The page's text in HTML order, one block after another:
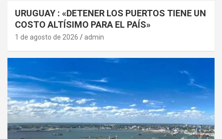
URUGUAY : «DETENER LOS PUERTOS TIENE UN
COSTO ALTÍSIMO PARA EL PAÍS»
1 de agosto de 2026 admin